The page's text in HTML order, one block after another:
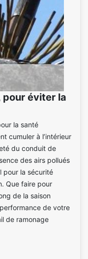
pour éviter la
la santé
cumuler à l’intérieur
du conduit de
des airs pollués
pour la sécurité
Que faire pour
de la saison
de votre
de ramonage